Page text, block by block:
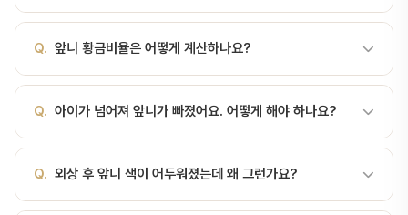
개이며 치식으로는 11·21·31·41번, 흔히 "1번 치아"라고 부릅니다. 영
문으로는 central incisor이며, 위 중절치가 아래보다 1.5배 정도 큽
니다.
Q. 앞니 황금비율은 어떻게 계산하나요?
가장 자연스럽다고 평가됩니다. 예를 들어 세로 10.5mm에 가로
8.3mm면 약 79%로 이상 범위입니다. 다만 실제 심미 설계는 얼굴
비율·입술 라인·잇몸 위치를 함께 고려해 결정합니다.
Q. 아이가 넘어져 앞니가 빠졌어요. 어떻게 해야 하나요?
근 뒤 즉시 치과로 오세요. 마른 상태로 오래 두면 재식 성공률이 급격
히 떨어지며, 30분 내 내원이 가장 좋습니다. 수돗물에 문질러 씻는
Q. 외상 후 앞니 색이 어두워졌는데 왜 그런가요?